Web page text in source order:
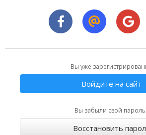
Вы уже
Войдите на сайт
Вы забыли свой
Восстановить